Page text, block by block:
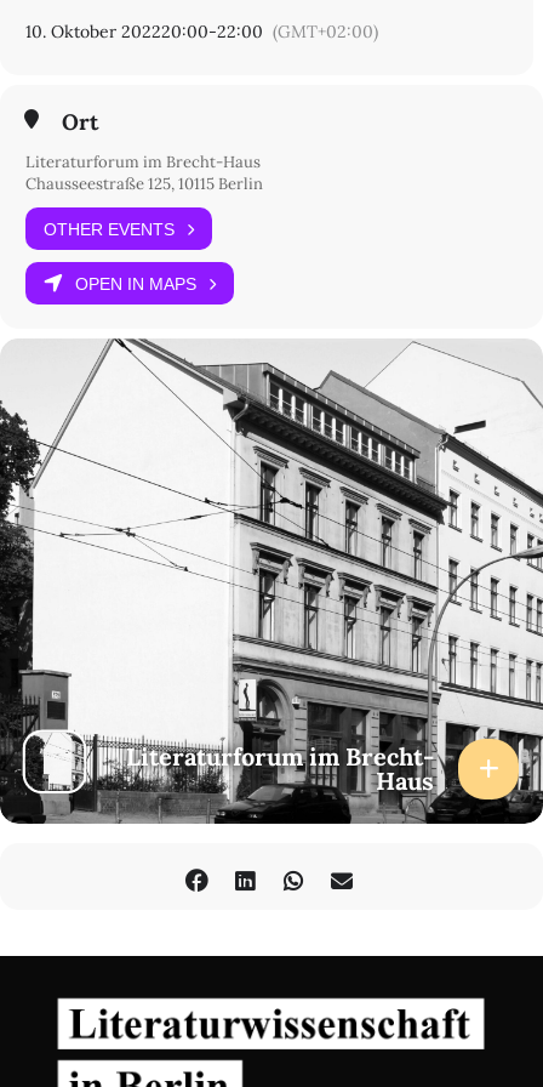
10. Oktober 202220:00-22:00 (GMT+02:00)
Ort
Literaturforum im Brecht-Haus
Chausseestraße 125, 10115 Berlin
OTHER EVENTS
OPEN IN MAPS
Literaturforum im Brecht-
Haus